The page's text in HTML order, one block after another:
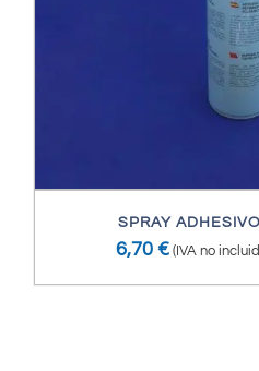
SPRAY
6,70 € (IVA no